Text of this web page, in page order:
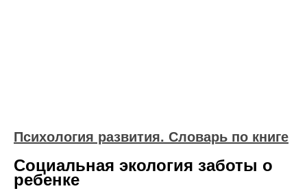
Психология развития. Словарь по книге
Социальная экология заботы о
ребенке